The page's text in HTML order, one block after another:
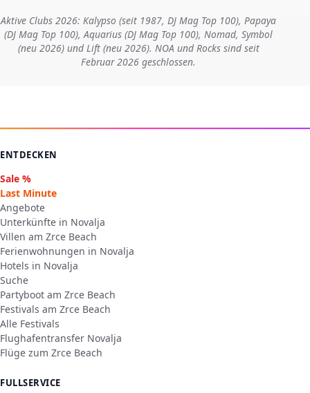
Aktive Clubs 2026: Kalypso (seit 1987, DJ Mag Top 100), Papaya
(DJ Mag Top 100), Aquarius (DJ Mag Top 100), Nomad, Symbol
(neu 2026) und Lift (neu 2026). NOA und Rocks sind seit
Februar 2026 geschlossen.
ENTDECKEN
Sale %
Last Minute
Angebote
Unterkünfte in Novalja
Villen am Zrce Beach
Ferienwohnungen in Novalja
Hotels in Novalja
Suche
Partyboot am Zrce Beach
Festivals am Zrce Beach
Alle Festivals
Flughafentransfer Novalja
Flüge zum Zrce Beach
FULLSERVICE